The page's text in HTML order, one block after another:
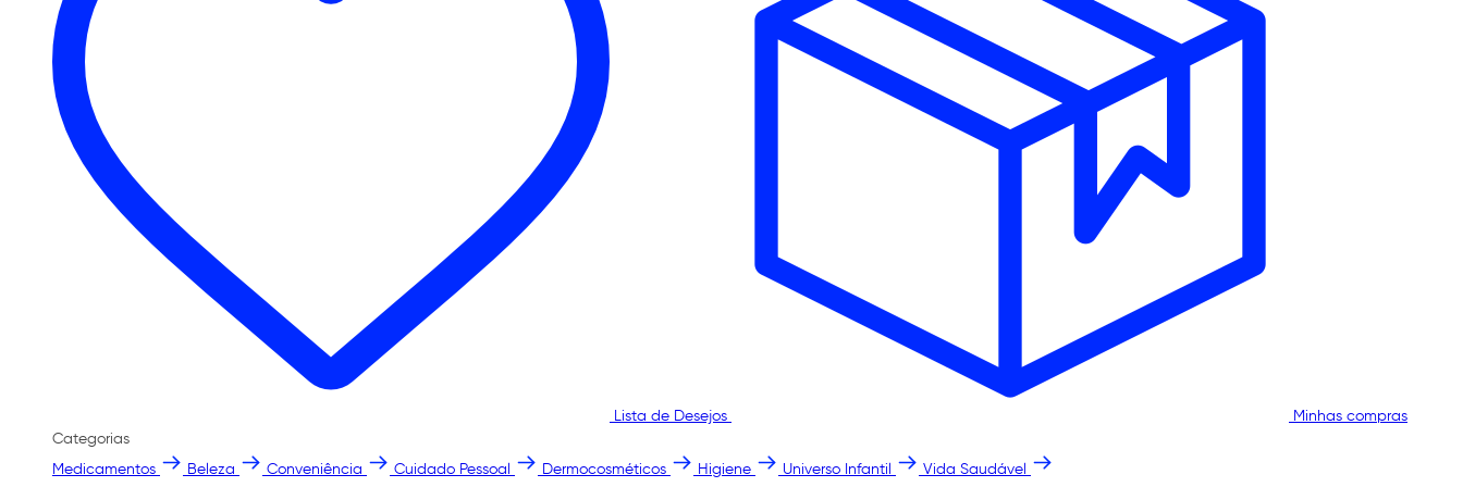
Lista de Desejos
Minhas compras
Categorias
Medicamentos
Beleza Conveniência Cuidado Pessoal Dermocosméticos Higiene Universo Infantil Vida Saudável